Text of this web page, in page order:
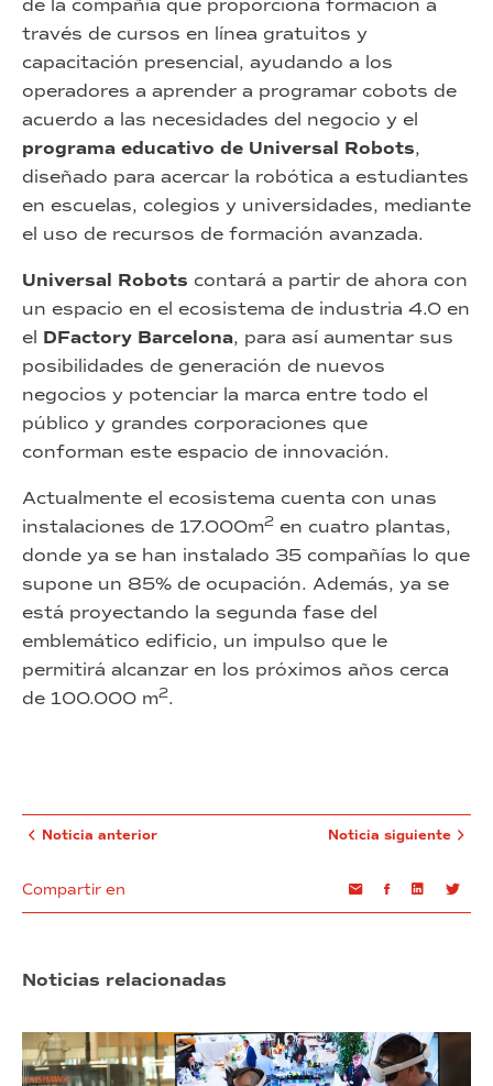
de la compañía que proporciona formación a
través de cursos en línea gratuitos y
capacitación presencial, ayudando a los
operadores a aprender a programar cobots de
acuerdo a las necesidades del negocio y el
programa educativo de Universal Robots,
diseñado para acercar la robótica a estudiantes
en escuelas, colegios y universidades, mediante
el uso de recursos de formación avanzada.
Universal Robots contará a partir de ahora con
un espacio en el ecosistema de industria 4.0 en
el DFactory Barcelona, para así aumentar sus
posibilidades de generación de nuevos
negocios y potenciar la marca entre todo el
público y grandes corporaciones que
conforman este espacio de innovación.
Actualmente el ecosistema cuenta con unas
instalaciones de 17.000m2 en cuatro plantas,
donde ya se han instalado 35 compañías lo que
supone un 85% de ocupación. Además, ya se
está proyectando la segunda fase del
emblemático edificio, un impulso que le
permitirá alcanzar en los próximos años cerca
de 100.000 m2.
Noticia anterior
Compartir en EmailFacebookLinkedin
Noticia siguiente
Noticias relacionadas